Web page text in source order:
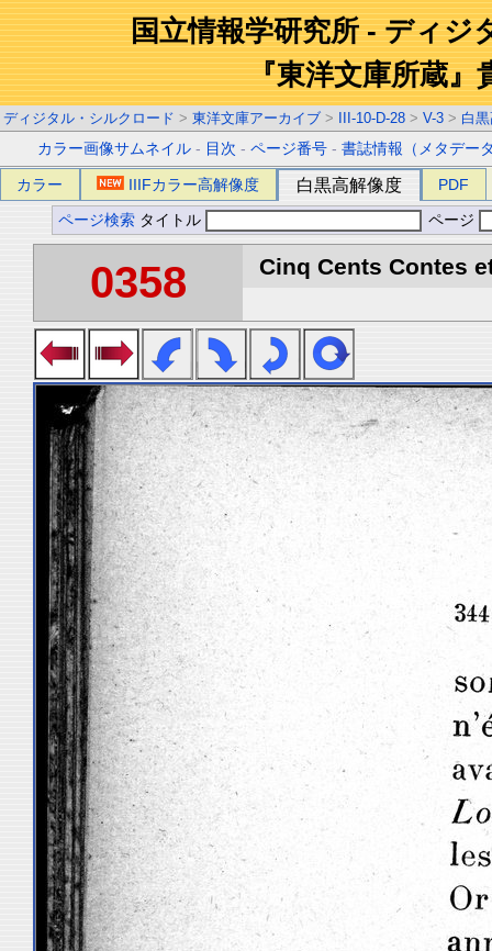
国立情報学研究所 - ディジ
『東洋文庫所蔵』
ディジタル・シルクロード > 東洋文庫アーカイブ > III-10-D-28 > V-3 > 白
カラー画像サムネイル - 目次 -ページ番号 -書誌情報（メタデー
カラー IIIFカラー高解像度 白黒高解像度 PDF
ページ検索 タイトル ページ
0358 Cinq Cents Contes